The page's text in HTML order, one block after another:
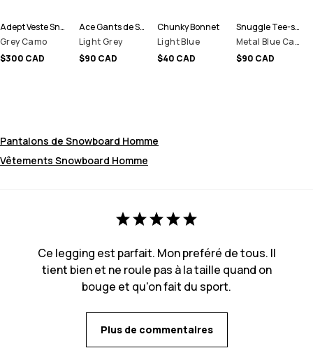
Adept Veste Snowboard Homme
Grey Camo
$300 CAD
Ace Gants de Ski
Light Grey
$90 CAD
Chunky Bonnet
Light Blue
$40 CAD
Snuggle Tee-shirt thermique Homme
Metal Blue Camo
$90 CAD
Pantalons de Snowboard Homme
Vêtements Snowboard Homme
Ce legging est parfait. Mon preféré de tous. Il
tient bien et ne roule pas à la taille quand on
bouge et qu'on fait du sport.
Plus de commentaires